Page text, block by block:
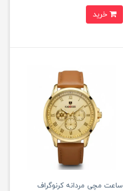
ساعت مچی مردانه کرنوگراف